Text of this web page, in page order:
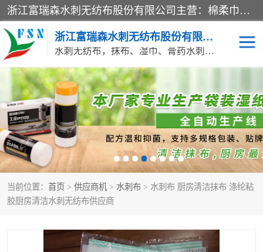
浙江富瑞森水刺无纺布股份有限公司主营：棉柔巾水刺无纺布、水刺布、水刺无纺布、膏药水刺无纺布、清洁抹布、湿巾、针刺无纺布、珍珠纹水刺无纺布、无纺布清洁抹布等产品。浙江富瑞森水刺无纺布股份有限公司积倡导由工程师全面负责生产工艺、产品质量检测的管理模式，通过ISO9001质量体系认证。
浙江富瑞森水刺无纺布股份有限公司
水刺无纺布，抹布、湿巾、膏药水刺无纺布、棉柔巾水刺无纺布、水刺布
当前位置： 首页 > 供应商机 > 水刺布 > 水刺布 厨房清洁抹布 涤纶粘
胶厨房清洁水刺无纺布供应商
水刺布 巴布贴水刺布
PVC革基布 无纺布清洁抹布
防护口罩帽子床单 抗菌等功能性产品
多种清洁尘掸 珍珠纹水刺无纺布
膏药水刺无纺布 湿巾